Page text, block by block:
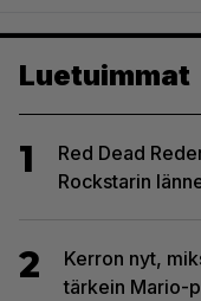
Luetuimmat
1
Red Dead
Rockstarin
2
Kerron nyt,
tärkein Mario-